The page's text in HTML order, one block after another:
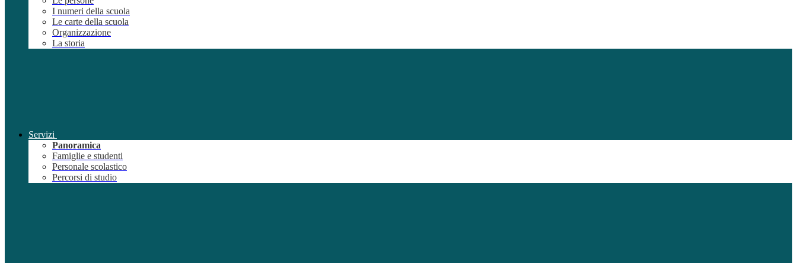
I numeri della scuola
Le carte della scuola
Organizzazione
La storia
Servizi
Panoramica
Famiglie e studenti
Personale scolastico
Percorsi di studio